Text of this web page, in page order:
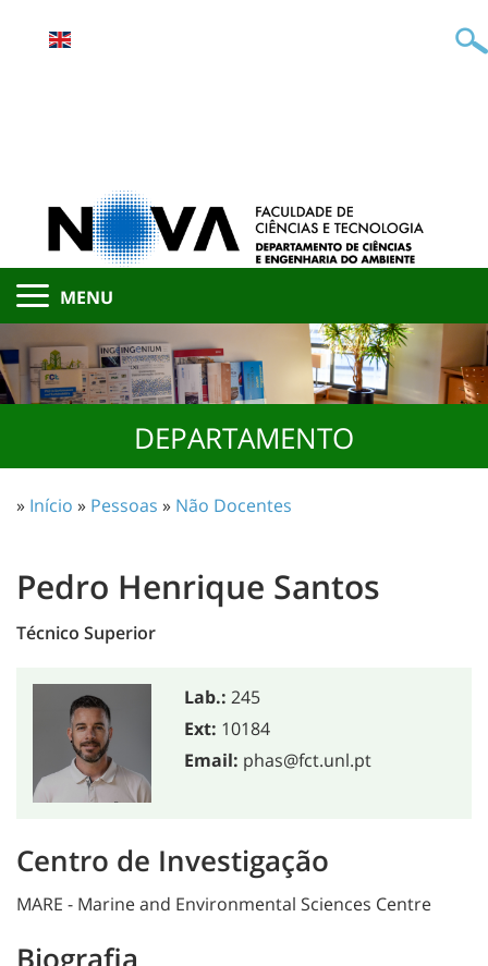
MENU
DEPARTAMENTO
» Início » Pessoas » Não Docentes
Pedro Henrique Santos
Técnico Superior
Lab.: 245
Ext: 10184
Email: phas@fct.unl.pt
Centro de Investigação
MARE - Marine and Environmental Sciences Centre